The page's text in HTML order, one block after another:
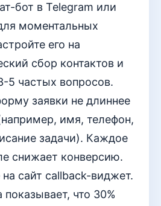
бот в Telegram или
моментальных
его на
сбор контактов и
5 частых вопросов.
заявки не длиннее
имя, телефон,
задачи). Каждое
снижает конверсию.
на сайт callback-виджет.
показывает, что 30%